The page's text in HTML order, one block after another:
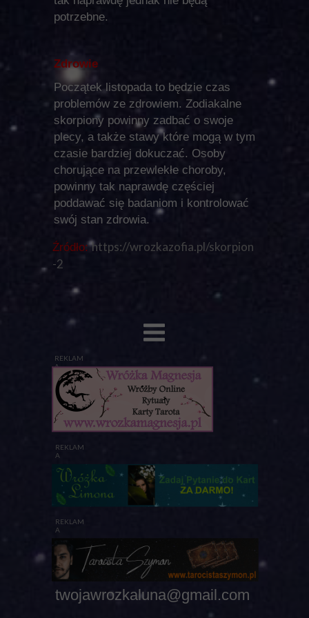
REKLAM
A
REKLAM
A
REKLAM
A
twojawrozkaluna@gmail.com
Źródło: https://wrozkazofia.pl/skorpion
-2
potrzebne.
Zdrowie
Początek listopada to będzie czas
problemów ze zdrowiem. Zodiakalne
skorpiony powinny zadbać o swoje
plecy, a także stawy które mogą w tym
czasie bardziej dokuczać. Osoby
chorujące na przewlekłe choroby,
powinny tak naprawdę częściej
poddawać się badaniom i kontrolować
swój stan zdrowia.